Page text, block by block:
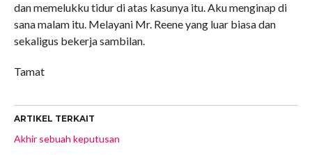
dan memelukku tidur di atas kasunya itu. Aku menginap di
sana malam itu. Melayani Mr. Reene yang luar biasa dan
sekaligus bekerja sambilan.
Tamat
ARTIKEL TERKAIT
Akhir sebuah keputusan